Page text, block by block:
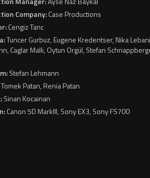
Company:Case Productions
Cengiz Tanc
Tuncer Gurbuz, Eugene Kredentser, Nika
Caglar Malli, Oytun Orgül, Stefan
Stefan Lehmann
Tomek Patan, Renia Patan
Sinan Kocainan
Canon 5D MarkIII, Sony EX3, Sony FS700